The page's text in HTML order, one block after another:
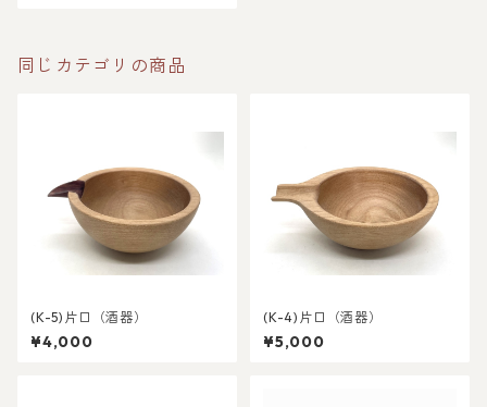
同じカテゴリの商品
(K-5)片口（酒器）
¥4,000
(K-4)片口（酒器）
¥5,000